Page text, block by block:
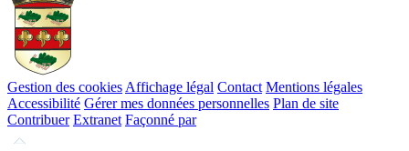
Gestion des cookies Affichage légal Contact Mentions légales
Accessibilité Gérer mes données personnelles Plan de site
Contribuer Extranet Façonné par